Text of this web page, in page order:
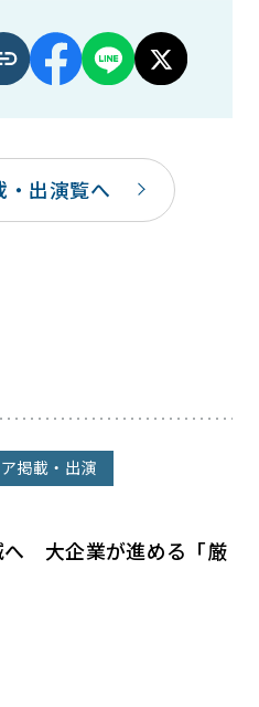
・出演覧へ
掲載・出演
へ 大企業が進める「厳